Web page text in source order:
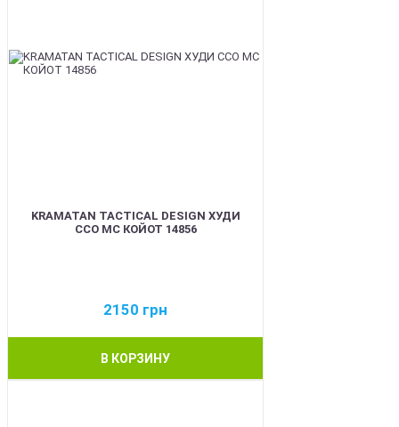
KRAMATAN TACTICAL DESIGN ХУДИ
ССО МС КОЙОТ 14856
2150 грн
В КОРЗИНУ